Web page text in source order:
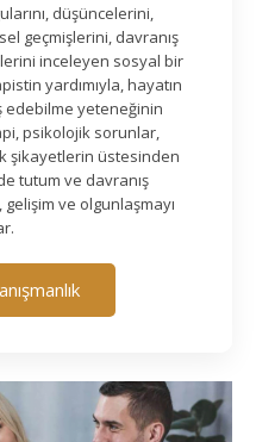
düşüncelerini,
geçmişlerini, davranış
inceleyen sosyal bir
yardımıyla, hayatın
edebilme yeteneğinin
psikolojik sorunlar,
şikayetlerin üstesinden
tutum ve davranış
ve olgunlaşmayı